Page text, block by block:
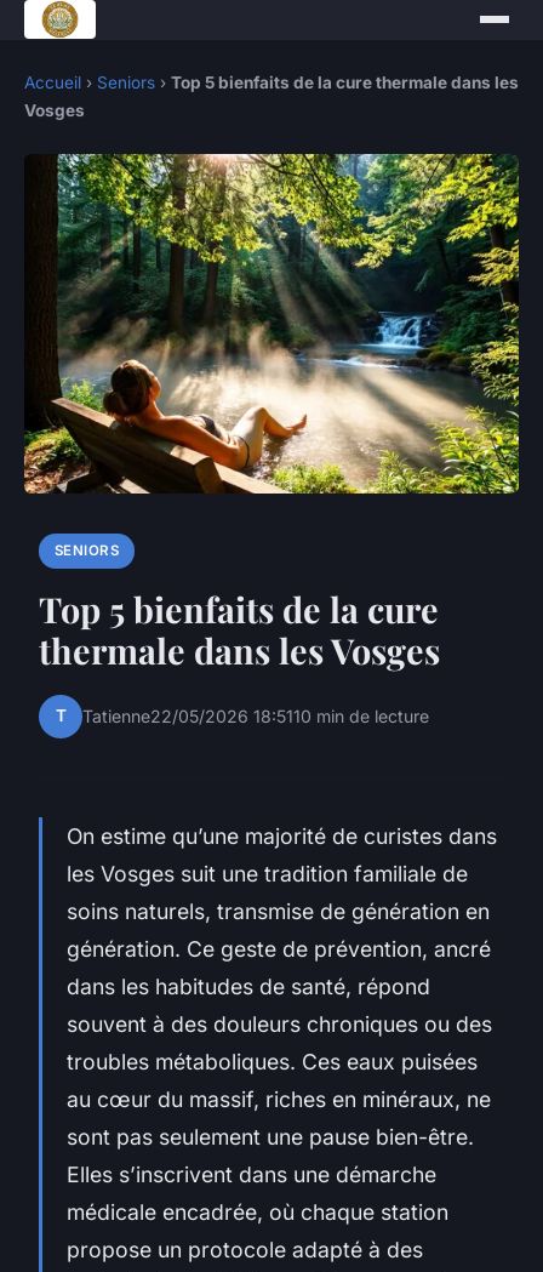
Accueil › Seniors › Top 5 bienfaits de la cure thermale dans les
Vosges
SENIORS
Top 5 bienfaits de la cure
thermale dans les Vosges
T Tatienne22/05/2026 18:5110 min de lecture
On estime qu’une majorité de curistes dans
les Vosges suit une tradition familiale de
soins naturels, transmise de génération en
génération. Ce geste de prévention, ancré
dans les habitudes de santé, répond
souvent à des douleurs chroniques ou des
troubles métaboliques. Ces eaux puisées
au cœur du massif, riches en minéraux, ne
sont pas seulement une pause bien-être.
Elles s’inscrivent dans une démarche
médicale encadrée, où chaque station
propose un protocole adapté à des